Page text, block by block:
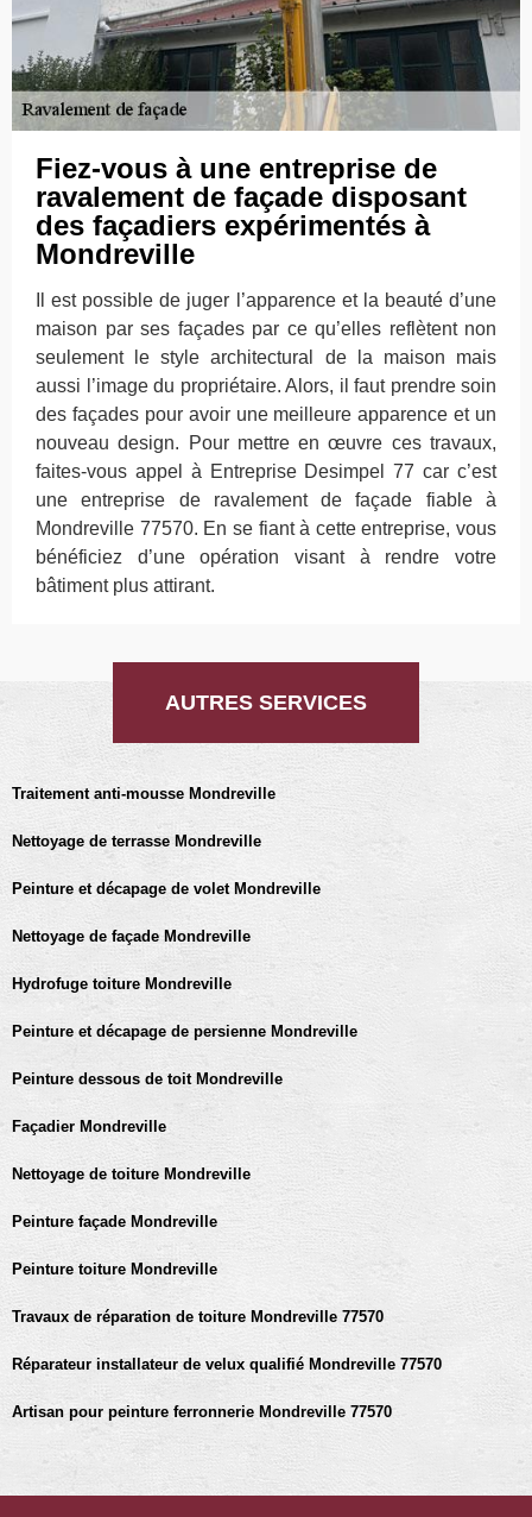
Fiez-vous à une entreprise de
ravalement de façade disposant
des façadiers expérimentés à
Mondreville
Il est possible de juger l’apparence et la beauté d’une
maison par ses façades par ce qu’elles reflètent non
seulement le style architectural de la maison mais
aussi l’image du propriétaire. Alors, il faut prendre soin
des façades pour avoir une meilleure apparence et un
nouveau design. Pour mettre en œuvre ces travaux,
faites-vous appel à Entreprise Desimpel 77 car c’est
une entreprise de ravalement de façade fiable à
Mondreville 77570. En se fiant à cette entreprise, vous
bénéficiez d’une opération visant à rendre votre
bâtiment plus attirant.
AUTRES SERVICES
Traitement anti-mousse Mondreville
Nettoyage de terrasse Mondreville
Peinture et décapage de volet Mondreville
Nettoyage de façade Mondreville
Hydrofuge toiture Mondreville
Peinture et décapage de persienne Mondreville
Peinture dessous de toit Mondreville
Façadier Mondreville
Nettoyage de toiture Mondreville
Peinture façade Mondreville
Peinture toiture Mondreville
Travaux de réparation de toiture Mondreville 77570
Réparateur installateur de velux qualifié Mondreville 77570
Artisan pour peinture ferronnerie Mondreville 77570